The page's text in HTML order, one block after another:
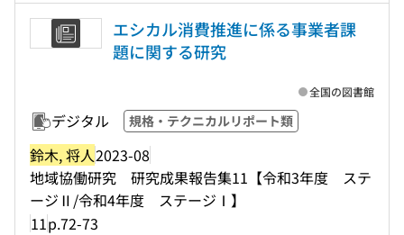
エシカル消費推進に係る事業者課
題に関する研究
デジタル 規格・テクニカルリポート類
鈴木, 将人2023-08
地域協働研究 研究成果報告集11【令和3年度 ステ
ージⅡ/令和4年度 ステージⅠ】
11p.72-73
全国の図書館